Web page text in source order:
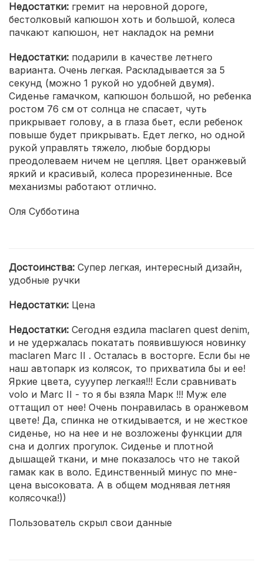
Недостатки: гремит на неровной дороге,
бестолковый капюшон хоть и большой, колеса
пачкают капюшон, нет накладок на ремни
Недостатки: подарили в качестве летнего
варианта. Очень легкая. Раскладывается за 5
секунд (можно 1 рукой но удобней двумя).
Сиденье гамачком, капюшон большой, но ребенка
ростом 76 см от солнца не спасает, чуть
прикрывает голову, а в глаза бьет, если ребенок
повыше будет прикрывать. Едет легко, но одной
рукой управлять тяжело, любые бордюры
преодолеваем ничем не цепляя. Цвет оранжевый
яркий и красивый, колеса прорезиненные. Все
механизмы работают отлично.
Оля Субботина
Достоинства: Супер легкая, интересный дизайн,
удобные ручки
Недостатки: Цена
Недостатки: Сегодня ездила maclaren quest denim,
и не удержалась покатать появившуюся новинку
maclaren Marc II . Осталась в восторге. Если бы не
наш автопарк из колясок, то прихватила бы и ее!
Яркие цвета, сууупер легкая!!! Если сравнивать
volo и Marc II - то я бы взяла Марк !!! Муж еле
оттащил от нее! Очень понравилась в оранжевом
цвете! Да, спинка не откидывается, и не жесткое
сиденье, но на нее и не возложены функции для
сна и долгих прогулок. Сиденье и плотной
дышащей ткани, и мне показалось что не такой
гамак как в воло. Единственный минус по мне-
цена высоковата. А в общем моднявая летняя
колясочка!))
Пользователь скрыл свои данные